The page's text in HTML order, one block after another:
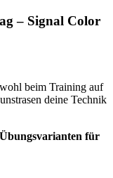
– Signal Color
beim Training auf
deine Technik
für